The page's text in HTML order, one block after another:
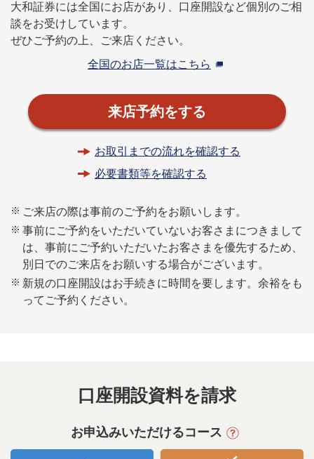
大和証券には全国にお店があり、口座開設など個別のご相
談をお受けしています。
ぜひご予約の上、ご来店ください。
全国のお店一覧はこちら
来店予約をする
お取引までの流れを確認する
必要書類等を確認する
※ ご来店の際は事前のご予約をお願いします。
※ 事前にご予約をいただいていないお客さまにつきまして
は、事前にご予約いただいたお客さまを優先するため、
別日でのご来店をお願いする場合がございます。
※ 新規の口座開設はお手続きに時間を要します。余裕をも
ってご予約ください。
口座開設資料を請求
お申込みいただけるコース